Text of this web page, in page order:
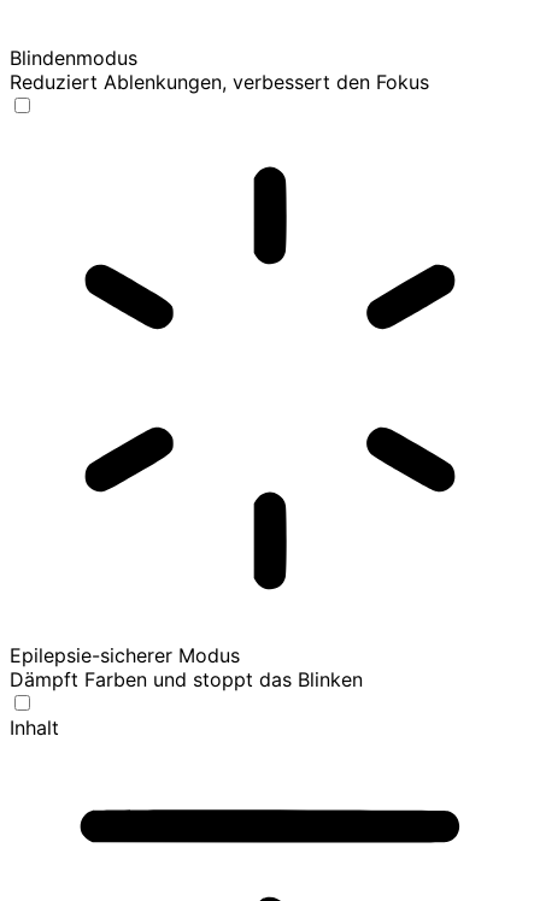
Blindenmodus
Reduziert Ablenkungen, verbessert den Fokus
Epilepsie-sicherer Modus
Dämpft Farben und stoppt das Blinken
Inhalt